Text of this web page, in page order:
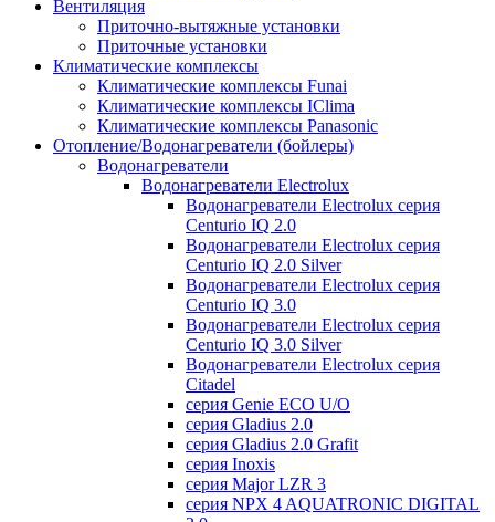
Вентиляция
Приточно-вытяжные установки
Приточные установки
Климатические комплексы
Климатические комплексы Funai
Климатические комплексы IClima
Климатические комплексы Panasonic
Отопление/Водонагреватели (бойлеры)
Водонагреватели
Водонагреватели Electrolux
Водонагреватели Electrolux серия
Centurio IQ 2.0
Водонагреватели Electrolux серия
Centurio IQ 2.0 Silver
Водонагреватели Electrolux серия
Centurio IQ 3.0
Водонагреватели Electrolux серия
Centurio IQ 3.0 Silver
Водонагреватели Electrolux серия
Citadel
серия Genie ECO U/О
серия Gladius 2.0
серия Gladius 2.0 Grafit
серия Inoxis
серия Major LZR 3
серия NPX 4 AQUATRONIC DIGITAL